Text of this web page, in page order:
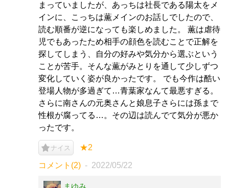
まっていましたが、あっちは社長である陽太をメ
インに、こっちは薫メインのお話しでしたので、
読む順番が逆になっても楽しめました。 薫は虐待
児でもあったため相手の顔色を読むことで正解を
探してしまう、自分の好みや気分から選ぶという
ことが苦手。そんな薫がみとりを通して少しずつ
変化していく姿が良かったです。 でも今作は酷い
登場人物が多過ぎて…青葉家なんて最悪すぎる。
さらに南さんの元奥さんと娘息子さらには孫まで
性根が腐ってる…。その辺は読んでて気分が悪か
ったです。
ナイス ★2
コメント(2) 2022/05/22
まゆみ